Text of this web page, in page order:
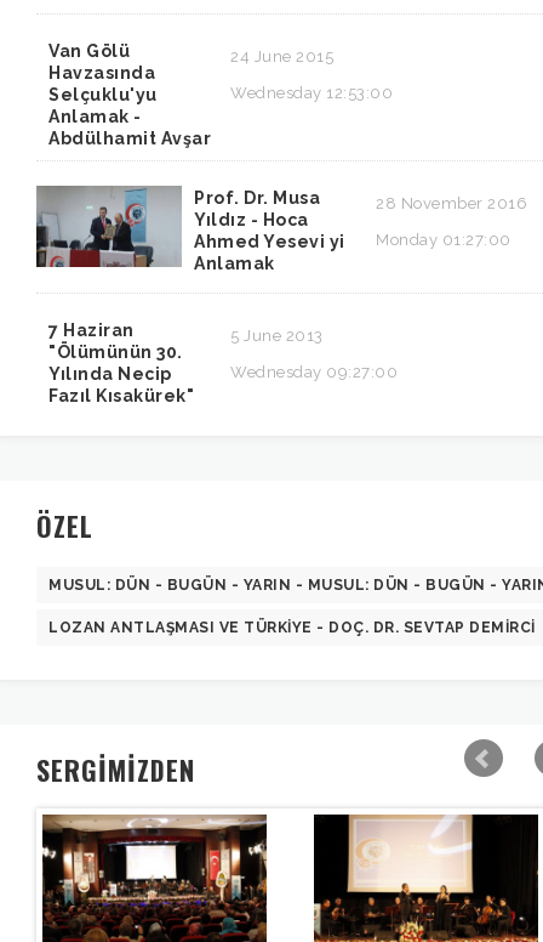
Van Gölü
Havzasında
Selçuklu'yu
Anlamak -
Abdülhamit Avşar
24 June 2015
Wednesday 12:53:00
Prof. Dr. Musa
Yıldız - Hoca
Ahmed Yesevi yi
Anlamak
28 November 2016
Monday 01:27:00
7 Haziran
"Ölümünün 30.
Yılında Necip
Fazıl Kısakürek"
5 June 2013
Wednesday 09:27:00
ÖZEL
MUSUL: DÜN - BUGÜN - YARIN - MUSUL: DÜN - BUGÜN -
LOZAN ANTLAŞMASI VE TÜRKIYE - DOÇ. DR. SEVTAP DEMIRCI
SERGİMİZDEN